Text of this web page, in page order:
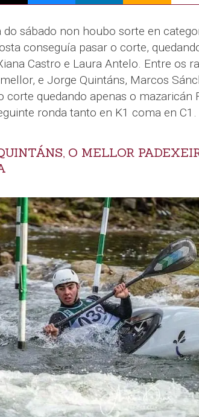
do sábado non houbo sorte en
conseguía pasar o corte,
Castro e Laura Antelo. Entre os
e Jorge Quintáns, Marcos
corte quedando apenas o mazaricán
ronda tanto en K1 coma en C1.
O MELLOR